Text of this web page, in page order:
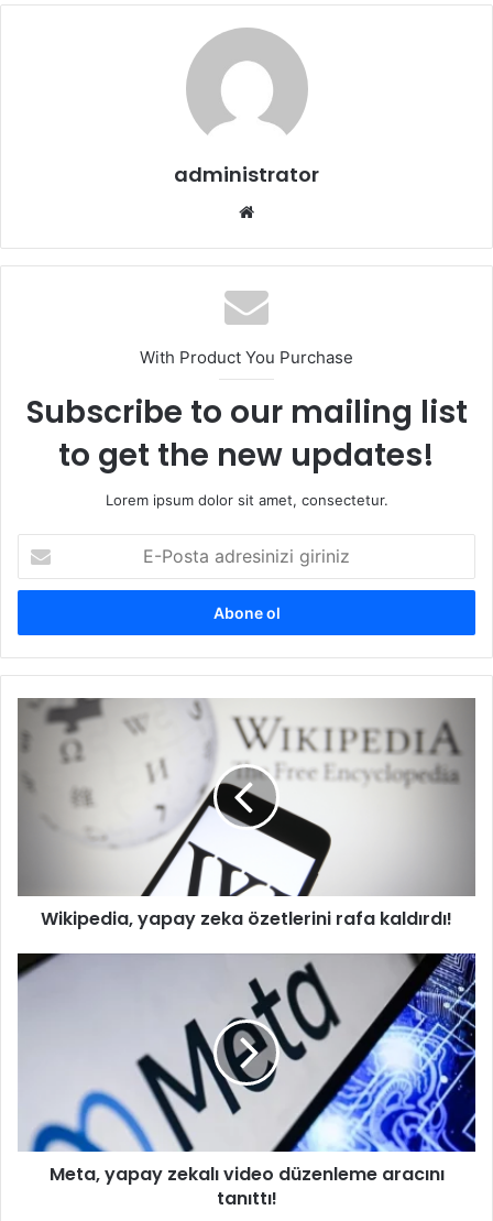
administrator
With Product You Purchase
Subscribe to our mailing list
to get the new updates!
Lorem ipsum dolor sit amet, consectetur.
Posta
adresinizi
Wikipedia,
yapay
zeka
özetlerini
Wikipedia, yapay zeka özetlerini rafa kaldırdı!
Meta,
yapay
Meta, yapay zekalı video düzenleme aracını
tanıttı!